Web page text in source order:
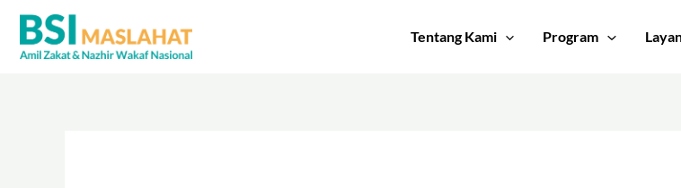
Lewati
konten
Tentang Kami Program